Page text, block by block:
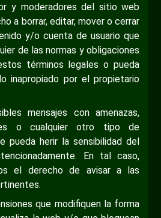
y moderadores del sitio web
a borrar, editar, mover o cerrar
y/o cuenta de usuario que
de las normas y obligaciones
términos legales o pueda
inapropiado por el propietario
mensajes con amenazas,
o cualquier otro tipo de
pueda herir la sensibilidad del
En tal caso,
el derecho de avisar a las
que modifiquen la forma